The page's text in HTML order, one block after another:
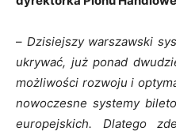
– Dzisiejszy warszawski
ukrywać, już ponad
możliwości rozwoju i
nowoczesne systemy
europejskich. Dlatego